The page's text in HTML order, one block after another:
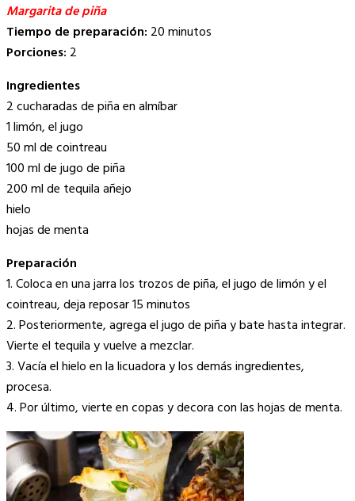
Margarita de piña
Tiempo de preparación: 20 minutos
Porciones: 2
Ingredientes
2 cucharadas de piña en almíbar
1 limón, el jugo
50 ml de cointreau
100 ml de jugo de piña
200 ml de tequila añejo
hielo
hojas de menta
Preparación
1. Coloca en una jarra los trozos de piña, el jugo de limón y el
cointreau, deja reposar 15 minutos
2. Posteriormente, agrega el jugo de piña y bate hasta integrar.
Vierte el tequila y vuelve a mezclar.
3. Vacía el hielo en la licuadora y los demás ingredientes,
procesa.
4. Por último, vierte en copas y decora con las hojas de menta.